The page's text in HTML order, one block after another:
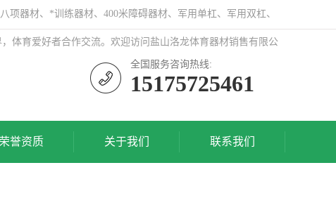
器材、*训练器材、400米障碍器材、军用单杠、军用双杠、
体育爱好者合作交流。欢迎访问盐山洛龙体育器材销售有限公
全国服务咨询热线:
15175725461
荣誉资质 关于我们 联系我们